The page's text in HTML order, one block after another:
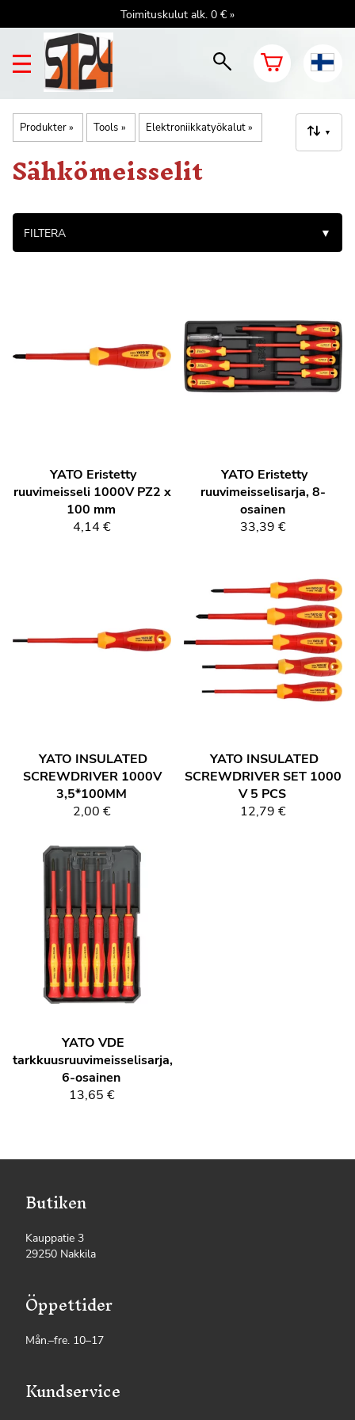
Toimituskulut alk. 0 € »
Produkter‪» Tools ‪» Elektroniikkatyökalut‪» ▼
Sähkömeisselit
FILTERA ▼
YATO Eristetty
ruuvimeisseli 1000V PZ2 x
100 mm
4,14 €
YATO Eristetty
ruuvimeisselisarja, 8-
osainen
33,39 €
YATO INSULATED
SCREWDRIVER 1000V
3,5*100MM
2,00 €
YATO INSULATED
SCREWDRIVER SET 1000
V 5 PCS
12,79 €
YATO VDE
tarkkuusruuvimeisselisarja,
6-osainen
13,65 €
Butiken
Kauppatie 3
29250 Nakkila
Öppettider
Mån.–fre. 10–17
Kundservice